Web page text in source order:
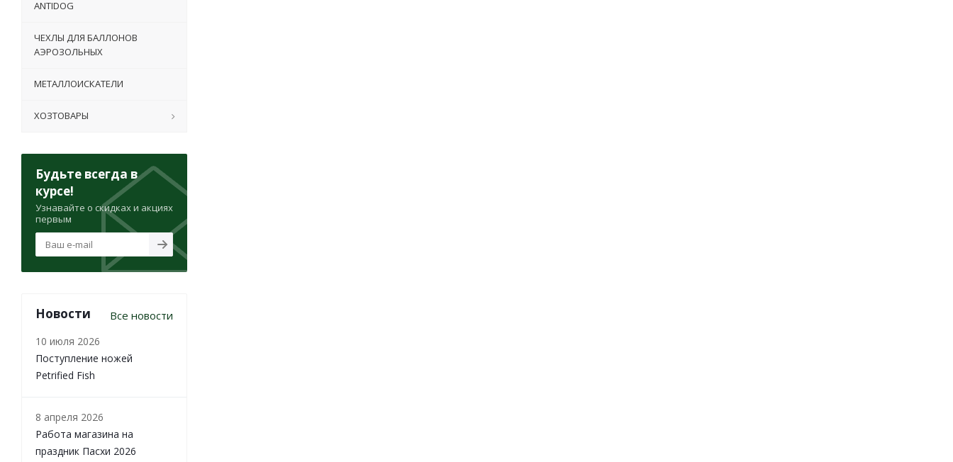
ANTIDOG
ЧЕХЛЫ ДЛЯ БАЛЛОНОВ
АЭРОЗОЛЬНЫХ
МЕТАЛЛОИСКАТЕЛИ
ХОЗТОВАРЫ
Будьте всегда в
курсе!
Узнавайте о скидках и акциях
первым
Новости Все новости
10 июля 2026
Поступление ножей
Petrified Fish
8 апреля 2026
Работа магазина на
праздник Пасхи 2026